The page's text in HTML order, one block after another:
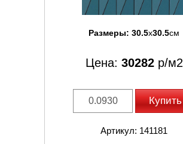
Размеры: 30.5x30.5см
Цена: 30282р/м2
Купить
Артикул: 141181